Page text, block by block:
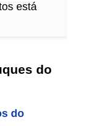
está
do
do